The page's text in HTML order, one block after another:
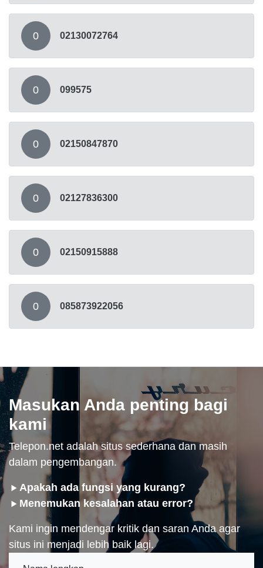
0 02130072764
0 099575
0 02150847870
0 02127836300
0 02150915888
0 085873922056
Masukan Anda penting bagi
kami
Telepon.net adalah situs sederhana dan masih
dalam pengembangan.
Apakah ada fungsi yang kurang?
Menemukan kesalahan atau error?
Kami ingin mendengar kritik dan saran Anda agar
situs ini menjadi lebih baik lagi.